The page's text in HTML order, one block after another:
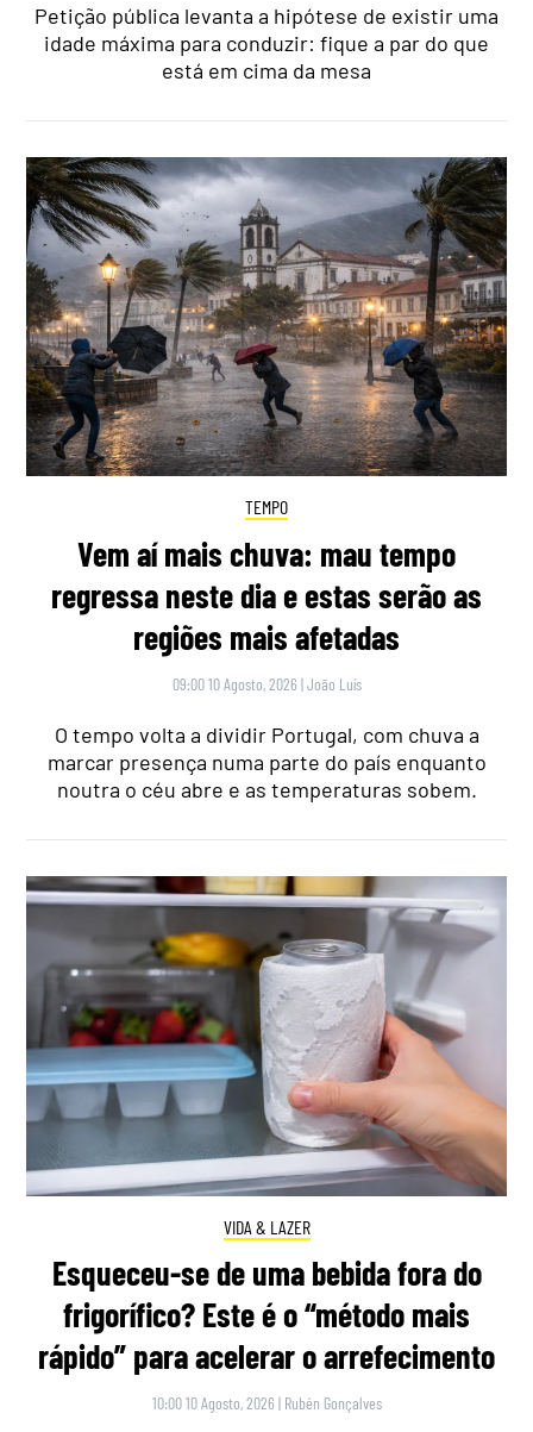
Petição pública levanta a hipótese de existir uma
idade máxima para conduzir: fique a par do que
está em cima da mesa
TEMPO
Vem aí mais chuva: mau tempo
regressa neste dia e estas serão as
regiões mais afetadas
09:00 10 Agosto, 2026 |João Luís
O tempo volta a dividir Portugal, com chuva a
marcar presença numa parte do país enquanto
noutra o céu abre e as temperaturas sobem.
VIDA & LAZER
Esqueceu-se de uma bebida fora do
frigorífico? Este é o “método mais
rápido” para acelerar o arrefecimento
10:00 10 Agosto, 2026 | Rubén Gonçalves